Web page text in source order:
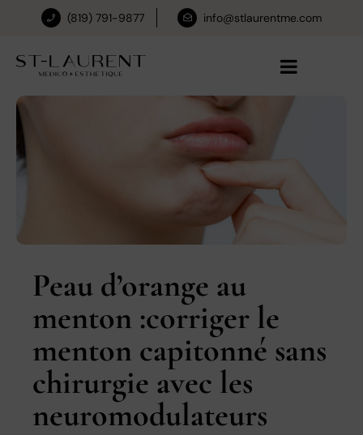
(819) 791-9877 info@stlaurentme.com
Peau d’orange au
menton :corriger le
menton capitonné sans
chirurgie avec les
neuromodulateurs